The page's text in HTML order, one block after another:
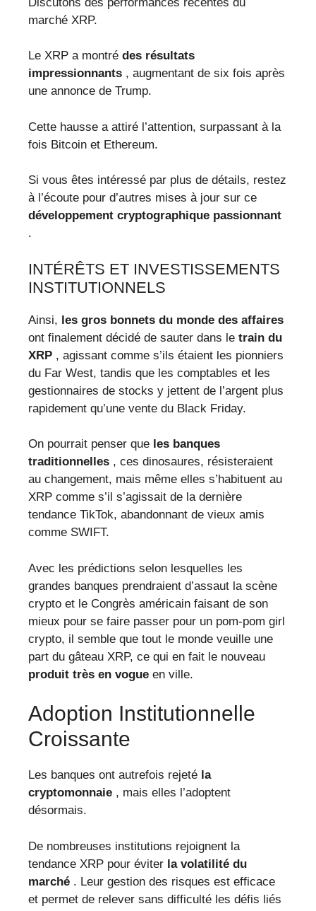
marché XRP.
Le XRP a montré des résultats
impressionnants , augmentant de six fois après
une annonce de Trump.
Cette hausse a attiré l’attention, surpassant à la
fois Bitcoin et Ethereum.
Si vous êtes intéressé par plus de détails, restez
à l’écoute pour d’autres mises à jour sur ce
développement cryptographique passionnant
.
INTÉRÊTS ET INVESTISSEMENTS
INSTITUTIONNELS
Ainsi, les gros bonnets du monde des affaires
ont finalement décidé de sauter dans le train du
XRP , agissant comme s’ils étaient les pionniers
du Far West, tandis que les comptables et les
gestionnaires de stocks y jettent de l’argent plus
rapidement qu’une vente du Black Friday.
On pourrait penser que les banques
traditionnelles , ces dinosaures, résisteraient
au changement, mais même elles s’habituent au
XRP comme s’il s’agissait de la dernière
tendance TikTok, abandonnant de vieux amis
comme SWIFT.
Avec les prédictions selon lesquelles les
grandes banques prendraient d’assaut la scène
crypto et le Congrès américain faisant de son
mieux pour se faire passer pour un pom-pom girl
crypto, il semble que tout le monde veuille une
part du gâteau XRP, ce qui en fait le nouveau
produit très en vogue en ville.
Adoption Institutionnelle
Croissante
Les banques ont autrefois rejeté la
cryptomonnaie , mais elles l’adoptent
désormais.
De nombreuses institutions rejoignent la
tendance XRP pour éviter la volatilité du
marché . Leur gestion des risques est efficace
et permet de relever sans difficulté les défis liés